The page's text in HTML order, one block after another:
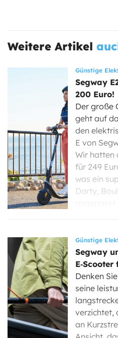
Weitere Artikel
Günstige
Segway
200 Euro!
Der große
geht auf
den
E von
Wir hatten
für 249
was ein
Darty,
Günstige
Segway
Denken
seine
verzichtet,
an